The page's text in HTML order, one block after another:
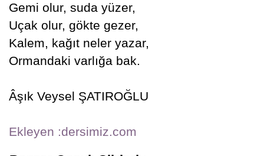
Gemi olur, suda yüzer,
Uçak olur, gökte gezer,
Kalem, kağıt neler yazar,
Ormandaki varlığa bak.
Âşık Veysel ŞATIROĞLU
Ekleyen :dersimiz.com